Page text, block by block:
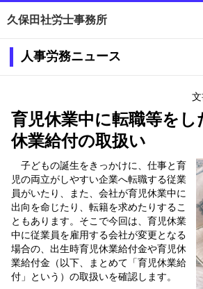
久保田社労士事務所
人事労務ニュース
育児休業中に転職等をし
休業給付の取扱い
子どもの誕生をきっかけに、仕事と育
児の両立がしやすい企業へ転職する従業
員がいたり、また、会社が育児休業中に
出向を命じたり、転籍を求めたりするこ
ともあります。そこで今回は、育児休業
中に従業員を雇用する会社が変更となる
場合の、出生時育児休業給付金や育児休
業給付金（以下、まとめて「育児休業給
付」という）の取扱いを確認します。